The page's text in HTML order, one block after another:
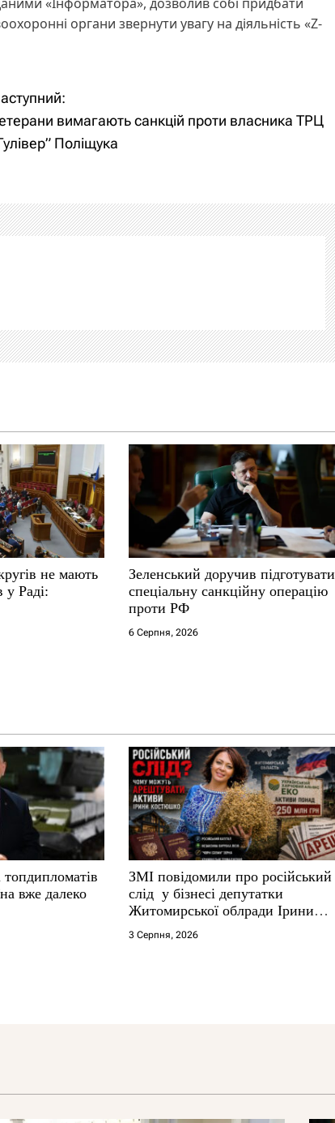
органи звернути увагу на діяльність «Z-
вимагають санкцій проти власника ТРЦ
Поліщука
не мають
у Раді:
Зеленський доручив підготувати
спеціальну санкційну операцію
проти РФ
6 Серпня, 2026
вже далеко
ЗМІ повідомили про російський
слід у бізнесі депутатки
Житомирської облради Ірини
Костюшко та чому можуть
арештувати її активи
3 Серпня, 2026